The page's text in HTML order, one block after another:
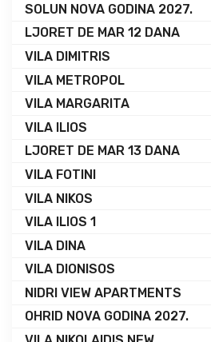
SOLUN NOVA GODINA 2027.
LJORET DE MAR 12 DANA
VILA DIMITRIS
VILA METROPOL
VILA MARGARITA
VILA ILIOS
LJORET DE MAR 13 DANA
VILA FOTINI
VILA NIKOS
VILA ILIOS 1
VILA DINA
VILA DIONISOS
NIDRI VIEW APARTMENTS
OHRID NOVA GODINA 2027.